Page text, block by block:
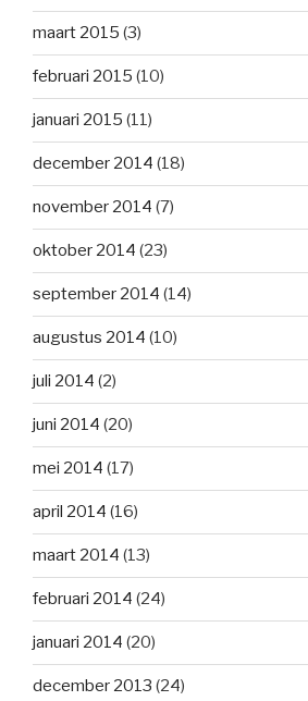
maart 2015 (3)
februari 2015 (10)
januari 2015 (11)
december 2014 (18)
november 2014 (7)
oktober 2014 (23)
september 2014 (14)
augustus 2014 (10)
juli 2014 (2)
juni 2014 (20)
mei 2014 (17)
april 2014 (16)
maart 2014 (13)
februari 2014 (24)
januari 2014 (20)
december 2013 (24)